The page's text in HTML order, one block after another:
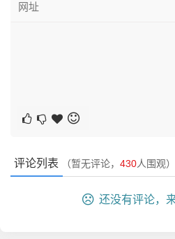
评论列表 （暂无评论， 430人围观）
还没有评论，